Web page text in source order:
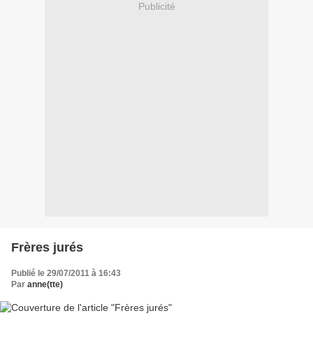
Publicité
Frères jurés
Publié le 29/07/2011 à 16:43
Par anne(tte)